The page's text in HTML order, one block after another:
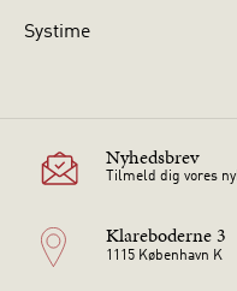
Systime
Nyhedsbrev
Tilmeld dig vores
Klareboderne 3
1115 København K